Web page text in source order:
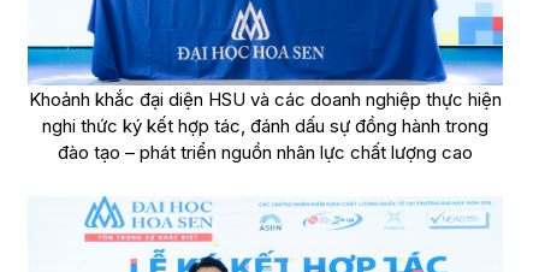
Khoảnh khắc đại diện HSU và các doanh nghiệp thực hiện
nghi thức ký kết hợp tác, đánh dấu sự đồng hành trong
đào tạo – phát triển nguồn nhân lực chất lượng cao